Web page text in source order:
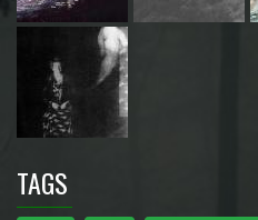
TAGS